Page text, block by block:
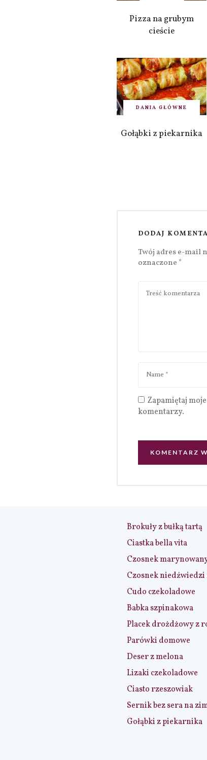
Pizza na grubym
cieście
DANIA GŁÓWNE
Gołąbki z piekarnika
DODAJ
Twój adres e-mail
oznaczone *
Zapamiętaj
komentarzy.
Brokuły z bułką tartą
Ciastka bella vita
Czosnek
Czosnek
Cudo czekoladowe
Babka szpinakowa
Placek drożdżowy z
Parówki domowe
Deser z melona
Lizaki czekoladowe
Ciasto rzeszowiak
Sernik bez sera na
Gołąbki z piekarnika